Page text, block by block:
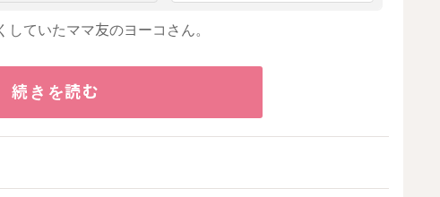
ていたママ友のヨーコさん。
続きを読む